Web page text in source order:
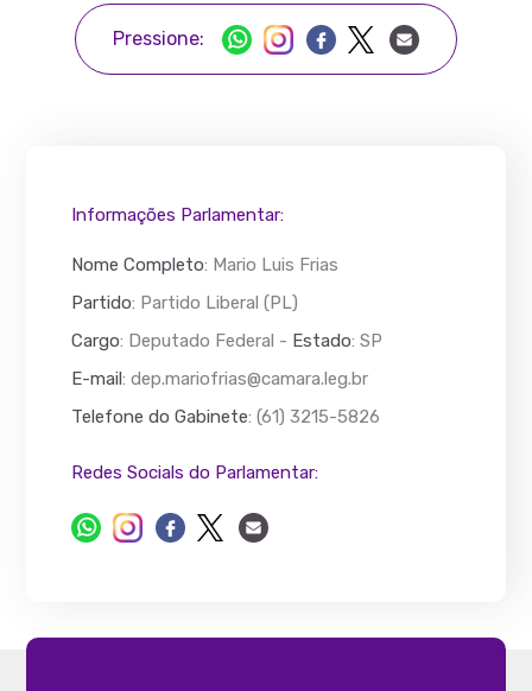
Pressione:
Informações Parlamentar:
Nome Completo: Mario Luis Frias
Partido: Partido Liberal (PL)
Cargo: Deputado Federal - Estado: SP
E-mail:dep.mariofrias@camara.leg.br
Telefone do Gabinete: (61) 3215-5826
Redes Socials do Parlamentar: